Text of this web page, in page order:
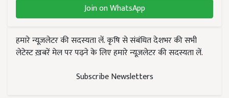
Join on WhatsApp
हमारे न्यूज़लेटर की सदस्यता लें. कृषि से संबंधित देशभर की सभी
लेटेस्ट ख़बरें मेल पर पढ़ने के लिए हमारे न्यूज़लेटर की सदस्यता लें.
Subscribe Newsletters